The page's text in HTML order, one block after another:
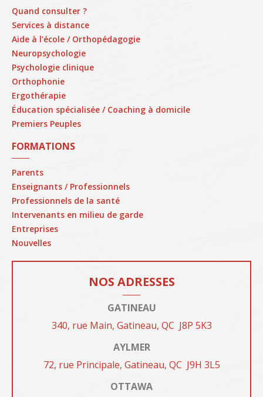
Quand consulter ?
Services à distance
Aide à l’école / Orthopédagogie
Neuropsychologie
Psychologie clinique
Orthophonie
Ergothérapie
Éducation spécialisée / Coaching à domicile
Premiers Peuples
FORMATIONS
Parents
Enseignants / Professionnels
Professionnels de la santé
Intervenants en milieu de garde
Entreprises
Nouvelles
NOS ADRESSES
GATINEAU
340, rue Main, Gatineau, QC J8P 5K3
AYLMER
72, rue Principale, Gatineau, QC J9H 3L5
OTTAWA